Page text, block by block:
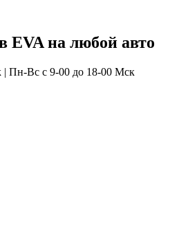
EVA ​на любой авто
| Пн-Вс с 9-00 до 18-00 Мск